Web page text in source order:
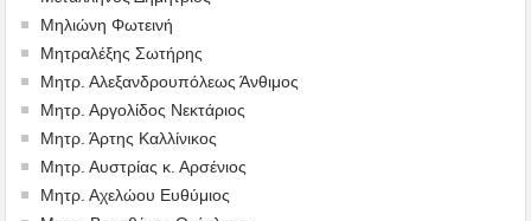
Mηλιώνη Φωτεινή
Μητραλέξης Σωτήρης
Μητρ. Αλεξανδρουπόλεως Άνθιμος
Μητρ. Αργολίδος Νεκτάριος
Μητρ. Άρτης Καλλίνικος
Μητρ. Αυστρίας κ. Αρσένιος
Μητρ. Αχελώου Ευθύμιος